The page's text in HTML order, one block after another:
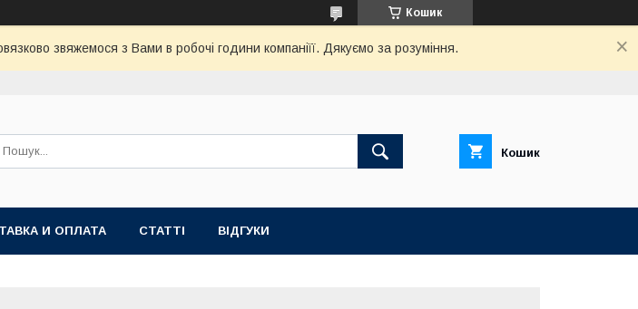
Кошик
звяжемося з Вами в робочі години компаніїї. Дякуємо за розуміння.
Кошик
И ОПЛАТА СТАТТІ ВІДГУКИ